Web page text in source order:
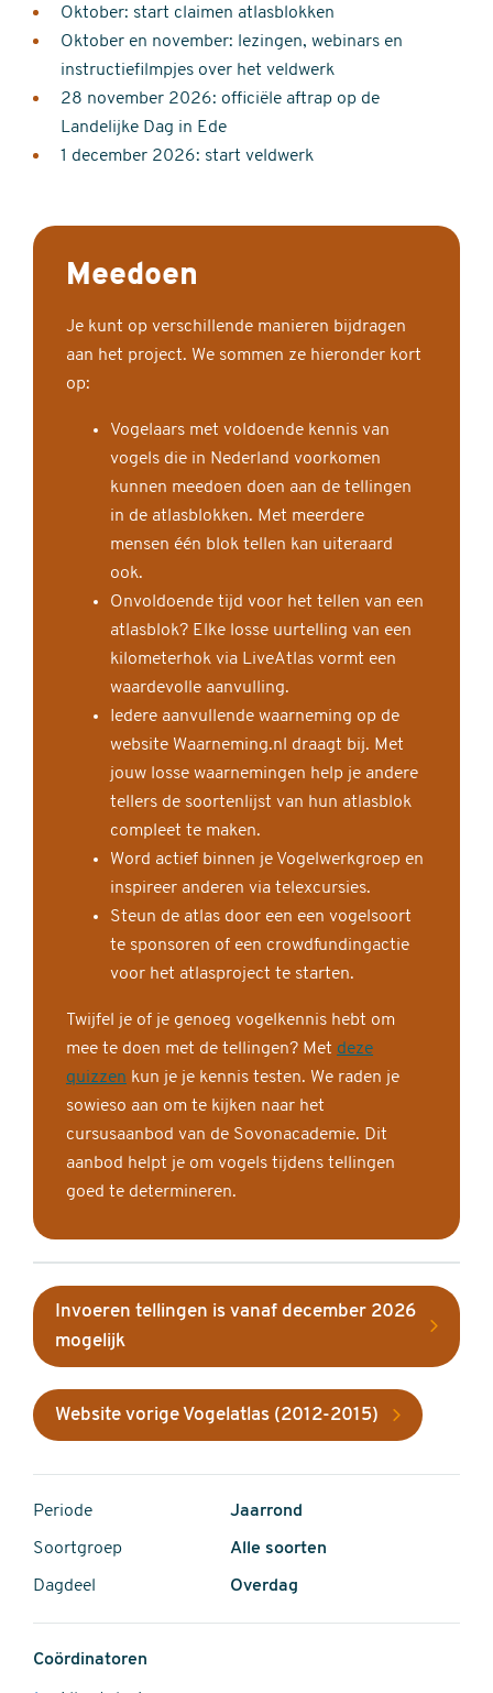
Oktober: start claimen atlasblokken
Oktober en november: lezingen, webinars en
instructiefilmpjes over het veldwerk
28 november 2026: officiële aftrap op de
Landelijke Dag in Ede
1 december 2026: start veldwerk
Meedoen
Je kunt op verschillende manieren bijdragen
aan het project. We sommen ze hieronder kort
op:
Vogelaars met voldoende kennis van
vogels die in Nederland voorkomen
kunnen meedoen doen aan de tellingen
in de atlasblokken. Met meerdere
mensen één blok tellen kan uiteraard
ook.
Onvoldoende tijd voor het tellen van een
atlasblok? Elke losse uurtelling van een
kilometerhok via LiveAtlas vormt een
waardevolle aanvulling.
Iedere aanvullende waarneming op de
website Waarneming.nl draagt bij. Met
jouw losse waarnemingen help je andere
tellers de soortenlijst van hun atlasblok
compleet te maken.
Word actief binnen je Vogelwerkgroep en
inspireer anderen via telexcursies.
Steun de atlas door een een vogelsoort
te sponsoren of een crowdfundingactie
voor het atlasproject te starten.
Twijfel je of je genoeg vogelkennis hebt om
mee te doen met de tellingen? Met deze
quizzen kun je je kennis testen. We raden je
sowieso aan om te kijken naar het
cursusaanbod van de Sovonacademie. Dit
aanbod helpt je om vogels tijdens tellingen
goed te determineren.
Invoeren tellingen is vanaf december 2026
mogelijk
Website vorige Vogelatlas (2012-2015)
Periode Jaarrond
Soortgroep Alle soorten
Dagdeel Overdag
Coördinatoren